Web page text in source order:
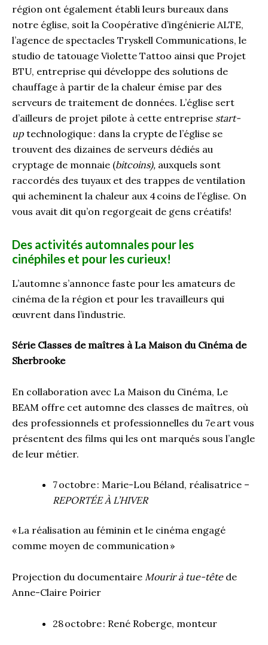
région ont également établi leurs bureaux dans
notre église, soit la Coopérative d’ingénierie ALTE,
l’agence de spectacles Tryskell Communications, le
studio de tatouage Violette Tattoo ainsi que Projet
BTU, entreprise qui développe des solutions de
chauffage à partir de la chaleur émise par des
serveurs de traitement de données. L’église sert
d’ailleurs de projet pilote à cette entreprise start-
up technologique : dans la crypte de l’église se
trouvent des dizaines de serveurs dédiés au
cryptage de monnaie (bitcoins), auxquels sont
raccordés des tuyaux et des trappes de ventilation
qui acheminent la chaleur aux 4 coins de l’église. On
vous avait dit qu’on regorgeait de gens créatifs!
Des activités automnales pour les
cinéphiles et pour les curieux!
L’automne s’annonce faste pour les amateurs de
cinéma de la région et pour les travailleurs qui
œuvrent dans l’industrie.
Série Classes de maîtres à La Maison du Cinéma de
Sherbrooke
En collaboration avec La Maison du Cinéma, Le
BEAM offre cet automne des classes de maîtres, où
des professionnels et professionnelles du 7e art vous
présentent des films qui les ont marqués sous l’angle
de leur métier.
7 octobre : Marie-Lou Béland, réalisatrice –
REPORTÉE À L’HIVER
« La réalisation au féminin et le cinéma engagé
comme moyen de communication »
Projection du documentaire Mourir à tue-tête de
Anne-Claire Poirier
28 octobre : René Roberge, monteur